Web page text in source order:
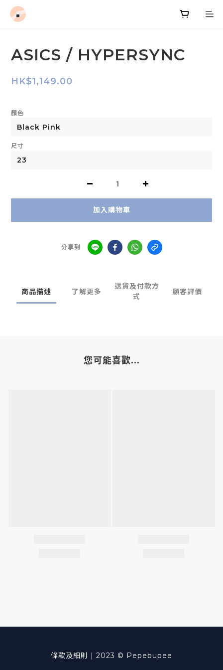
ASICS / HYPERSYNC
HK$1,149.00
顏色
尺寸
加入購物車
分享到
商品描述 了解更多
送貨及付款方
式
顧客評價
您可能喜歡...
條款及細則 | 2023 © Pepebupee